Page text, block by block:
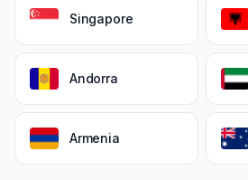
Singapore
Andorra
Armenia